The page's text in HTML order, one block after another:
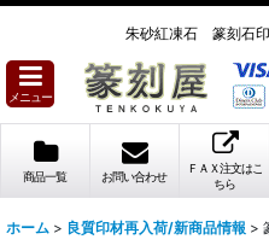
朱砂紅凍石 篆刻石
メニュー
商品一覧 お問い合わせ
ＦＡＸ注文はこ
ちら
ホーム > 良質印材再入荷/新商品情報 >